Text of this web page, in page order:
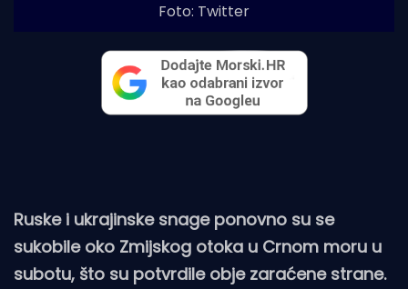
Foto: Twitter
Ruske i ukrajinske snage ponovno su se
sukobile oko Zmijskog otoka u Crnom moru u
subotu, što su potvrdile obje zaraćene strane.